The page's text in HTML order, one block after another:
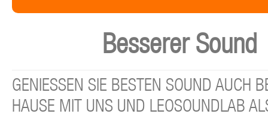
Besserer Sound
GENIESSEN SIE BESTEN SOUND AUCH
HAUSE MIT UNS UND LEOSOUNDLAB